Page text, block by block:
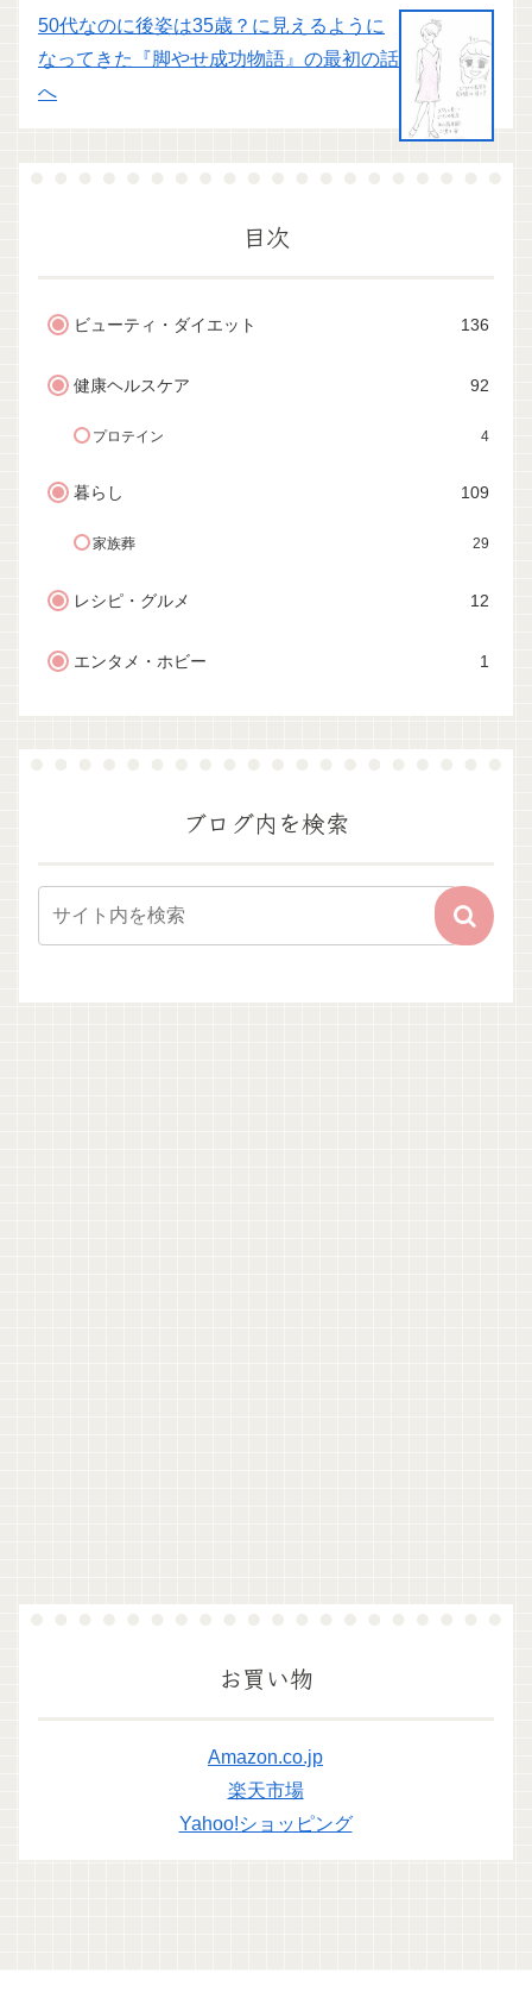
50代なのに後姿は35歳？に見えるように
なってきた『脚やせ成功物語』の最初の話
へ
目次
ビューティ・ダイエット 136
健康ヘルスケア 92
プロテイン 4
暮らし 109
家族葬 29
レシピ・グルメ 12
エンタメ・ホビー 1
ブログ内を検索
お買い物
Amazon.co.jp
楽天市場
Yahoo!ショッピング